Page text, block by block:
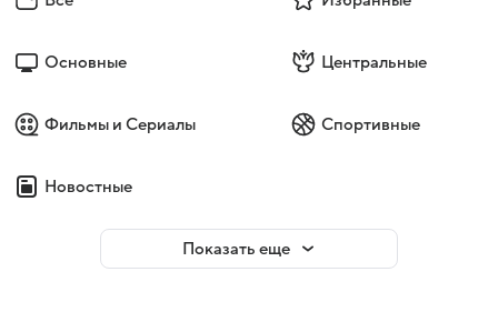
Основные Центральные
Фильмы и Сериалы Спортивные
Новостные
Показать еще